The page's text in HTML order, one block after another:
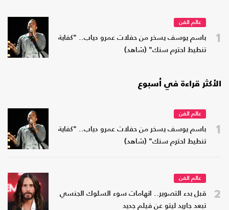
1
عالم الفن
باسم يوسف يسخر من حفلات عمرو دياب.. "كفاية
تنطيط احترم سنك" (شاهد)
الأكثر قراءة في أسبوع
1
عالم الفن
باسم يوسف يسخر من حفلات عمرو دياب.. "كفاية
تنطيط احترم سنك" (شاهد)
2
عالم الفن
قبل بدء التصوير.. اتهامات سوء السلوك الجنسي
تبعد جاريد ليتو عن فيلم جديد